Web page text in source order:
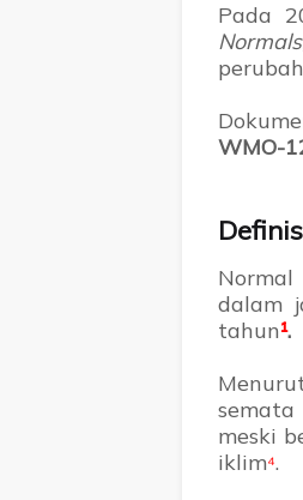
Pada
WMO-
dalam
tahun¹.
meski
iklim⁴.